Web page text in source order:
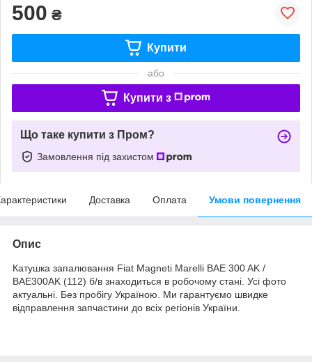
500 ₴
Купити
або
Купити з
Що таке купити з Пром?
Замовлення під захистом
Доставка Оплата Умови повернення
Опис
Катушка запалювання Fiat Magneti Marelli BAE 300 AK /
BAE300AK (112) б/в знаходиться в робочому стані. Усі фото
актуальні. Без пробігу Україною. Ми гарантуємо швидке
відправлення запчастини до всіх регіонів України.